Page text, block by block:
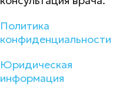
Политика
конфиденциальности
Юридическая
информация